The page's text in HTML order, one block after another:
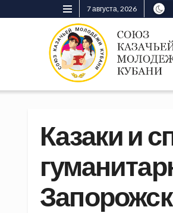
7 августа, 2026
Казаки и